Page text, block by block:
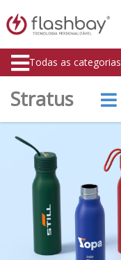
Todas as categorias
Stratus